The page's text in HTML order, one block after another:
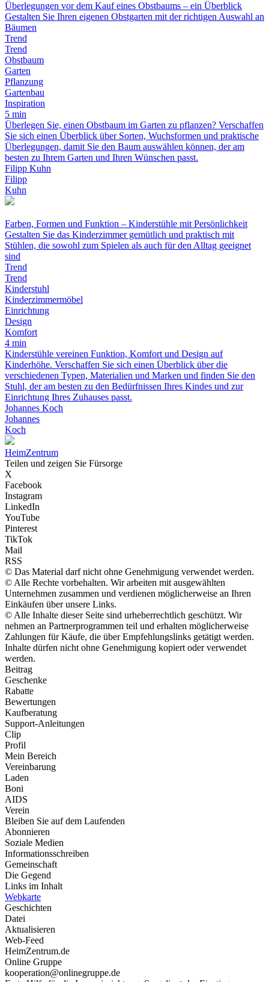
Überlegungen vor dem Kauf eines Obstbaums – ein Überblick
Gestalten Sie Ihren eigenen Obstgarten mit der richtigen Auswahl an
Bäumen
Trend
Trend
Obstbaum
Garten
Pflanzung
Gartenbau
Inspiration
5 min
Überlegen Sie, einen Obstbaum im Garten zu pflanzen? Verschaffen
Sie sich einen Überblick über Sorten, Wuchsformen und praktische
Überlegungen, damit Sie den Baum auswählen können, der am
besten zu Ihrem Garten und Ihren Wünschen passt.
Filipp Kuhn
Filipp
Kuhn
Farben, Formen und Funktion – Kinderstühle mit Persönlichkeit
Gestalten Sie das Kinderzimmer gemütlich und praktisch mit
Stühlen, die sowohl zum Spielen als auch für den Alltag geeignet
sind
Trend
Trend
Kinderstuhl
Kinderzimmermöbel
Einrichtung
Design
Komfort
4 min
Kinderstühle vereinen Funktion, Komfort und Design auf
Kinderhöhe. Verschaffen Sie sich einen Überblick über die
verschiedenen Typen, Materialien und Marken und finden Sie den
Stuhl, der am besten zu den Bedürfnissen Ihres Kindes und zur
Einrichtung Ihres Zuhauses passt.
Johannes Koch
Johannes
Koch
HeimZentrum
Teilen und zeigen Sie Fürsorge
X
Facebook
Instagram
LinkedIn
YouTube
Pinterest
TikTok
Mail
RSS
© Das Material darf nicht ohne Genehmigung verwendet werden.
© Alle Rechte vorbehalten. Wir arbeiten mit ausgewählten
Unternehmen zusammen und verdienen möglicherweise an Ihren
Einkäufen über unsere Links.
© Alle Inhalte dieser Seite sind urheberrechtlich geschützt. Wir
nehmen an Partnerprogrammen teil und erhalten möglicherweise
Zahlungen für Käufe, die über Empfehlungslinks getätigt werden.
Inhalte dürfen nicht ohne Genehmigung kopiert oder verwendet
werden.
Beitrag
Geschenke
Rabatte
Bewertungen
Kaufberatung
Support-Anleitungen
Clip
Profil
Mein Bereich
Vereinbarung
Laden
Boni
AIDS
Verein
Bleiben Sie auf dem Laufenden
Abonnieren
Soziale Medien
Informationsschreiben
Gemeinschaft
Die Gegend
Links im Inhalt
Webkarte
Geschichten
Datei
Aktualisieren
Web-Feed
HeimZentrum.de
Online Gruppe
kooperation@onlinegruppe.de